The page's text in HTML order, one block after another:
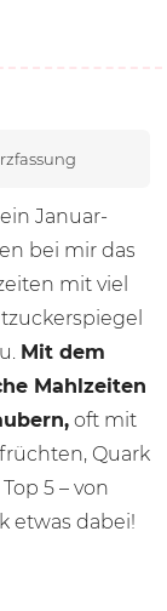
Januar-
bei mir das
mit viel
Mit dem
Mahlzeiten
oft mit
Quark
5 – von
etwas dabei!